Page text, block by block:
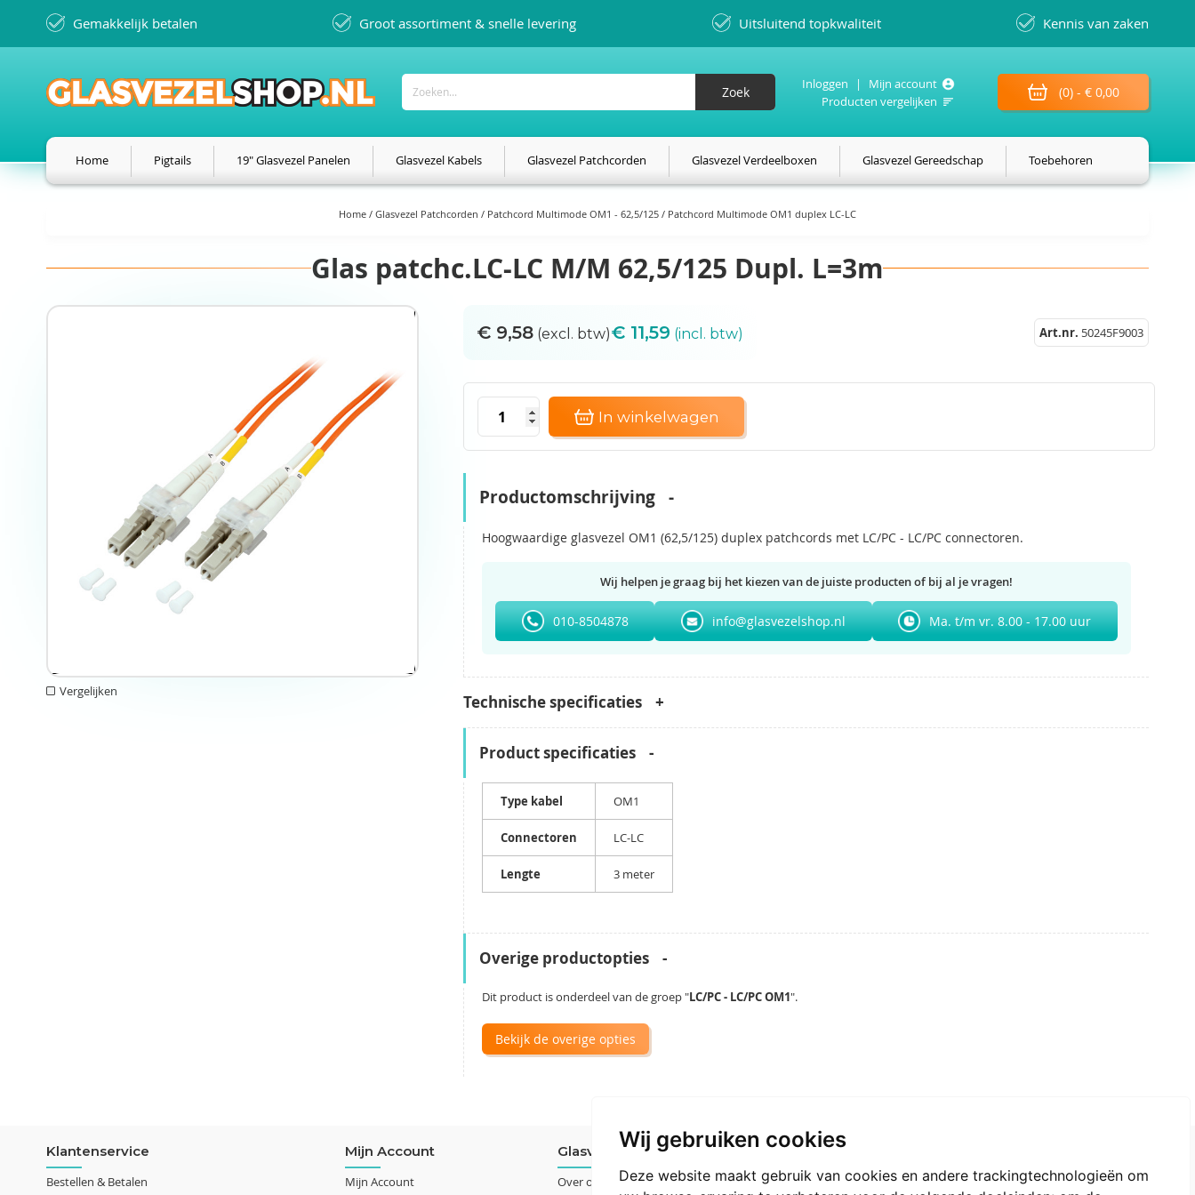
Wij gebruiken cookies
Deze website maakt gebruik van cookies en andere trackingtechnologieën om
Ga
inhoud
Gemakkelijk betalen Groot assortiment & snelle levering Uitsluitend topkwaliteit Kennis van zaken
Zoek
Zoek
Inloggen
Mijn account
Producten vergelijken
(0) - € 0,00Winkelwagen
Home Pigtails 19" Glasvezel Panelen Glasvezel Kabels Glasvezel Patchcorden Glasvezel Verdeelboxen Glasvezel Gereedschap Toebehoren
Home Glasvezel Patchcorden Patchcord Multimode OM1 - 62,5/125 Patchcord Multimode OM1 duplex LC-LC
Glas patchc.LC-LC M/M 62,5/125 Dupl. L=3m
Vergelijken
In winkelwagen
€ 11,59
€ 9,58
Productomschrijving
Hoogwaardige glasvezel OM1 (62,5/125) duplex patchcords met LC/PC - LC/PC connectoren.
Wij helpen je graag bij het kiezen van de juiste producten of bij al je vragen!
010-8504878 info@glasvezelshop.nl Ma. t/m vr. 8.00 - 17.00 uur
Technische specificaties
Product specificaties
specificaties
Type kabel OM1
Connectoren LC-LC
Lengte 3 meter
Overige productopties
Dit product is onderdeel van de groep "LC/PC - LC/PC OM1".
Bekijk de overige opties
Klantenservice
Bestellen & Betalen
Mijn Account
Mijn Account
Glasvezelshop.nl
Over ons
Contact gegevens
010-8504878